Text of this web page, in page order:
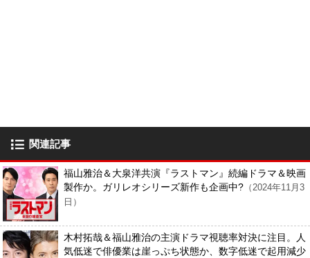
関連記事
福山雅治＆大泉洋共演『ラストマン』続編ドラマ＆映画
製作か。ガリレオシリーズ新作も企画中? （2024年11月3
日）
木村拓哉＆福山雅治の主演ドラマ視聴率対決に注目。人
気低迷で俳優業は崖っぷち状態か、数字低迷で起用減少